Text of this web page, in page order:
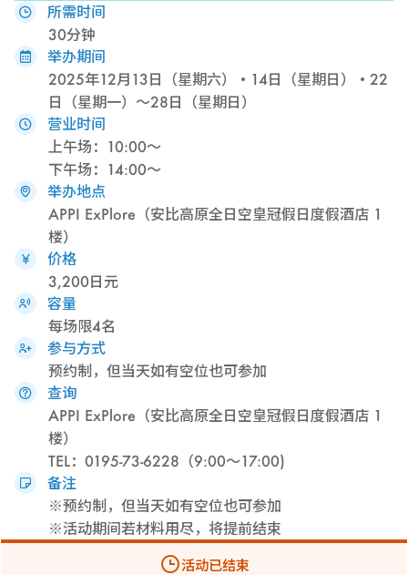
所需时间
30分钟
举办期间
2025年12月13日（星期六）・14日（星期日）・22
日（星期一）～28日（星期日）
营业时间
上午场：10:00～
下午场：14:00～
举办地点
APPI ExPlore（安比高原全日空皇冠假日度假酒店 1
楼）
价格
3,200日元
容量
每场限4名
参与方式
预约制，但当天如有空位也可参加
查询
APPI ExPlore（安比高原全日空皇冠假日度假酒店 1
楼）
TEL：0195-73-6228（9:00～17:00)
备注
※预约制，但当天如有空位也可参加
※活动期间若材料用尽，将提前结束
活动已结束